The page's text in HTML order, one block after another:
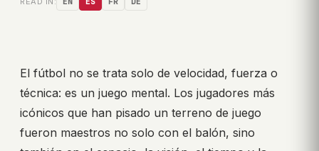
El fútbol no se trata solo de velocidad, fuerza o
técnica: es un juego mental. Los jugadores más
icónicos que han pisado un terreno de juego
fueron maestros no solo con el balón, sino